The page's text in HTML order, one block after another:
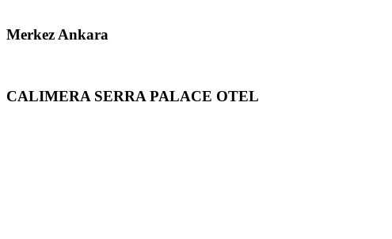
Merkez Ankara
CALIMERA SERRA PALACE OTEL